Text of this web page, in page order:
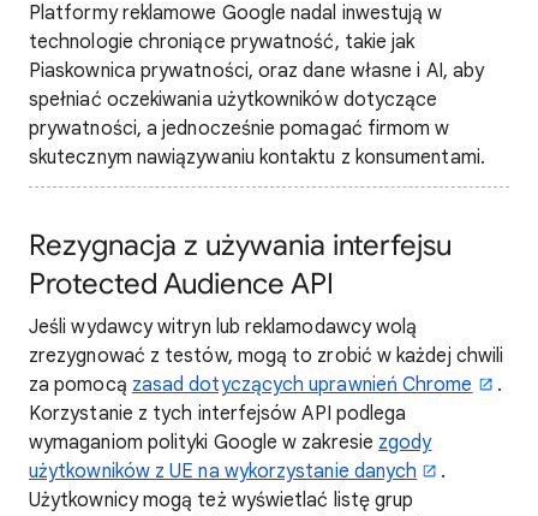
Platformy reklamowe Google nadal inwestują w
technologie chroniące prywatność, takie jak
Piaskownica prywatności, oraz dane własne i AI, aby
spełniać oczekiwania użytkowników dotyczące
prywatności, a jednocześnie pomagać firmom w
skutecznym nawiązywaniu kontaktu z konsumentami.
Rezygnacja z używania interfejsu
Protected Audience API
Jeśli wydawcy witryn lub reklamodawcy wolą
zrezygnować z testów, mogą to zrobić w każdej chwili
za pomocą zasad dotyczących uprawnień Chrome
.
Korzystanie z tych interfejsów API podlega
wymaganiom polityki Google w zakresie zgody
użytkowników z UE na wykorzystanie danych
.
Użytkownicy mogą też wyświetlać listę grup